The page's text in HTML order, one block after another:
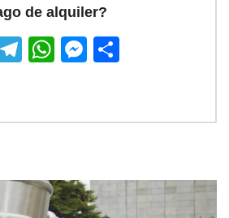
de alquiler?
EmailTelegram
WhatsApp
Messenger